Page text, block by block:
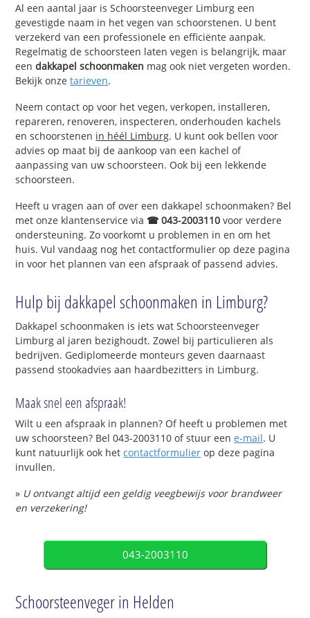
Al een aantal jaar is Schoorsteenveger Limburg een
gevestigde naam in het vegen van schoorstenen. U bent
verzekerd van een professionele en efficiënte aanpak.
Regelmatig de schoorsteen laten vegen is belangrijk, maar
eendakkapel schoonmaken mag ook niet vergeten worden.
Bekijk onzetarieven.
Neem contact op voor het vegen, verkopen, installeren,
repareren, renoveren, inspecteren, onderhouden kachels
en schoorstenen in héél Limburg. U kunt ook bellen voor
advies op maat bij de aankoop van een kachel of
aanpassing van uw schoorsteen. Ook bij een lekkende
schoorsteen.
Heeft u vragen aan of over een dakkapel schoonmaken? Bel
met onze klantenservice via ☎ 043-2003110 voor verdere
ondersteuning. Zo voorkomt u problemen in en om het
huis. Vul vandaag nog het contactformulier op deze pagina
in voor het plannen van een afspraak of passend advies.
Hulp bij dakkapel schoonmaken in Limburg?
Dakkapel schoonmaken is iets wat Schoorsteenveger
Limburg al jaren bezighoudt. Zowel bij particulieren als
bedrijven. Gediplomeerde monteurs geven daarnaast
passend stookadvies aan haardbezitters in Limburg.
Maak snel een afspraak!
Wilt u een afspraak in plannen? Of heeft u problemen met
uw schoorsteen? Bel 043-2003110 of stuur eene-mail. U
kunt natuurlijk ook hetcontactformulier op deze pagina
invullen.
» U ontvangt altijd een geldig veegbewijs voor brandweer
en verzekering!
043-2003110
Schoorsteenveger in Helden